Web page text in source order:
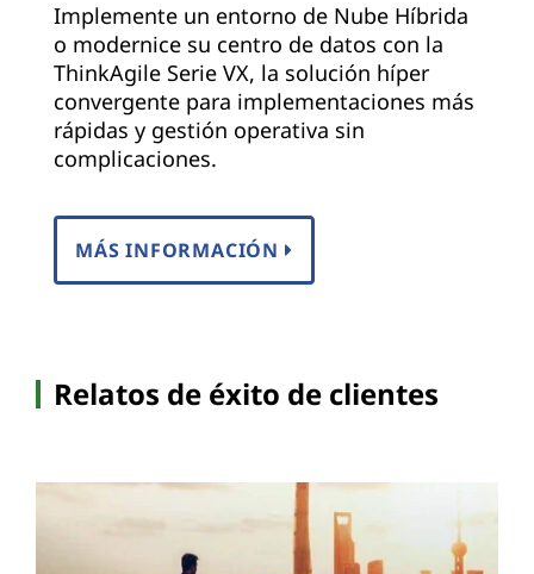
Implemente un entorno de Nube Híbrida
o modernice su centro de datos con la
ThinkAgile Serie VX, la solución híper
convergente para implementaciones más
rápidas y gestión operativa sin
complicaciones.
MÁS INFORMACIÓN
Relatos de éxito de clientes